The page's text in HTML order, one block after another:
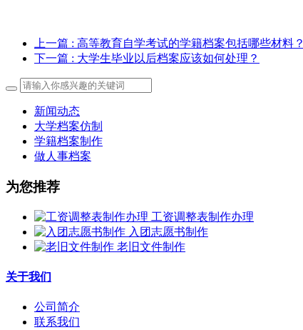
上一篇 : 高等教育自学考试的学籍档案包括哪些材料？
下一篇 : 大学生毕业以后档案应该如何处理？
新闻动态
大学档案仿制
学籍档案制作
做人事档案
为您推荐
工资调整表制作办理
入团志愿书制作
老旧文件制作
关于我们
公司简介
联系我们